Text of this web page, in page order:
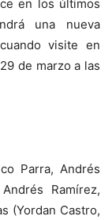
en los últimos
una nueva
visite en
de marzo a las
Parra, Andrés
Ramírez,
(Yordan Castro,